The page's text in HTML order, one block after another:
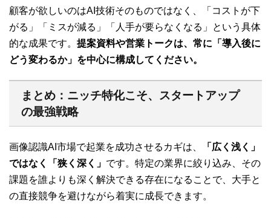
顧客が欲しいのはAI技術そのものではなく、「コストが下
がる」「ミスが減る」「人手が要らなくなる」という具体
的な成果です。 提案資料や営業トークは、常に「導入後に
どう変わるか」を中心に構成してください。
まとめ：ニッチ特化こそ、スタートアップ
の最強戦略
画像認識AI市場で起業を成功させるカギは、
「広く浅く」
ではなく「狭く深く」 です。特定の業界に絞り込み、その
課題を誰よりも深く解決できる存在になることで、大手と
の直接競争を避けながら着実に成長できます。